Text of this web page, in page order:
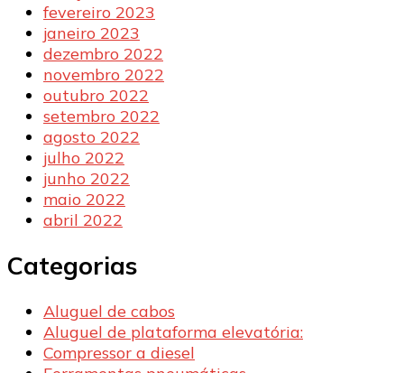
fevereiro 2023
janeiro 2023
dezembro 2022
novembro 2022
outubro 2022
setembro 2022
agosto 2022
julho 2022
junho 2022
maio 2022
abril 2022
Categorias
Aluguel de cabos
Aluguel de plataforma elevatória:
Compressor a diesel